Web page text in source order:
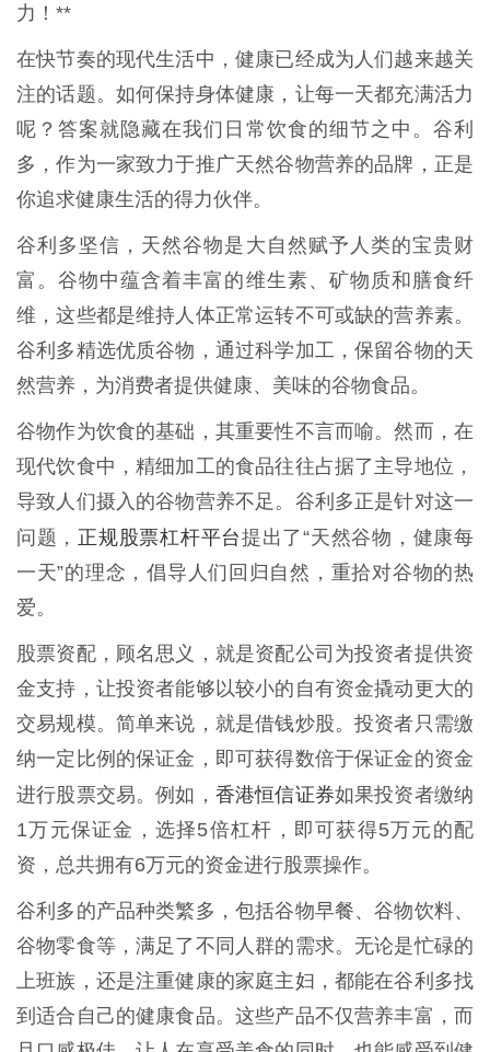
力！**
在快节奏的现代生活中，健康已经成为人们越来越关
注的话题。如何保持身体健康，让每一天都充满活力
呢？答案就隐藏在我们日常饮食的细节之中。谷利
多，作为一家致力于推广天然谷物营养的品牌，正是
你追求健康生活的得力伙伴。
谷利多坚信，天然谷物是大自然赋予人类的宝贵财
富。谷物中蕴含着丰富的维生素、矿物质和膳食纤
维，这些都是维持人体正常运转不可或缺的营养素。
谷利多精选优质谷物，通过科学加工，保留谷物的天
然营养，为消费者提供健康、美味的谷物食品。
谷物作为饮食的基础，其重要性不言而喻。然而，在
现代饮食中，精细加工的食品往往占据了主导地位，
导致人们摄入的谷物营养不足。谷利多正是针对这一
问题， 正规股票杠杆平台提出了“天然谷物，健康每
一天”的理念，倡导人们回归自然，重拾对谷物的热
爱。
股票资配，顾名思义，就是资配公司为投资者提供资
金支持，让投资者能够以较小的自有资金撬动更大的
交易规模。简单来说，就是借钱炒股。投资者只需缴
纳一定比例的保证金，即可获得数倍于保证金的资金
进行股票交易。例如， 香港恒信证券如果投资者缴纳
1万元保证金，选择5倍杠杆，即可获得5万元的配
资，总共拥有6万元的资金进行股票操作。
谷利多的产品种类繁多，包括谷物早餐、谷物饮料、
谷物零食等，满足了不同人群的需求。无论是忙碌的
上班族，还是注重健康的家庭主妇，都能在谷利多找
到适合自己的健康食品。这些产品不仅营养丰富，而